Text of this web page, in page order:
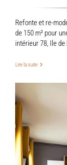
Refonte et re-
de 150 m² pour
intérieur 78, Ile de
Lire la suite